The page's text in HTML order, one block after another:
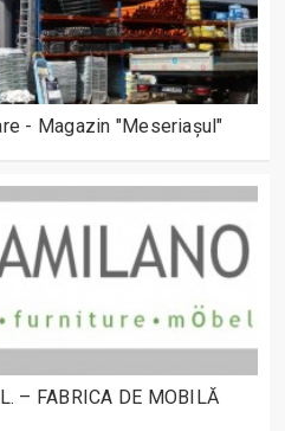
- Magazin "Meseriașul"
– FABRICA DE MOBILĂ